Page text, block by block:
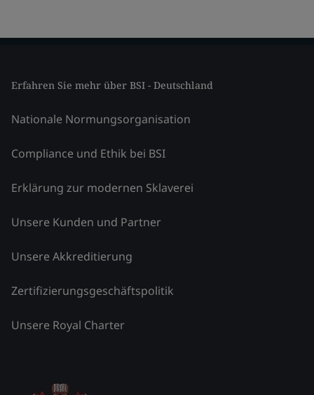
Erfahren Sie mehr über BSI - Deutschland
Nationale Normungsorganisation
Compliance und Ethik bei BSI
Erklärung zur modernen Sklaverei
Unsere Kunden und Partner
Unsere Akkreditierung
Zertifizierungsgeschäftspolitik
Unsere Royal Charter